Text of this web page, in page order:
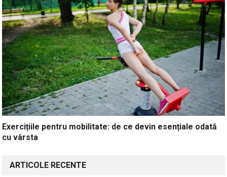
Exercițiile pentru mobilitate: de ce devin esențiale odată
cu vârsta
ARTICOLE RECENTE